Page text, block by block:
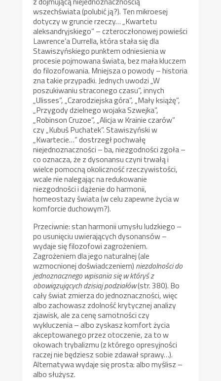
wszechświata (polubić ją?). Ten mikroesej
dotyczy w gruncie rzeczy… „Kwartetu
aleksandryjskiego” – czteroczłonowej powieści
Lawrence’a Durrella, która stała się dla
Stawiszyńskiego punktem odniesienia w
procesie pojmowana świata, bez mała kluczem
do filozofowania. Mniejsza o powody – historia
zna takie przypadki. Jednych uwodzi „W
poszukiwaniu straconego czasu”, innych
„Ulisses”, „Czarodziejska góra”, „Mały książę”,
„Przygody dzielnego wojaka Szwejka”,
„Robinson Cruzoe”, „Alicja w Krainie czarów”
czy „Kubuś Puchatek”. Stawiszyński w
„Kwartecie…” dostrzegł pochwałę
niejednoznaczności – ba, niezgodności zgoła –
co oznacza, że z dysonansu czyni trwałą i
wielce pomocną okoliczność rzeczywistości,
wcale nie nalegając na redukowanie
niezgodności i dążenie do harmonii,
homeostazy świata (w celu zapewne życia w
komforcie duchowym?).
Przeciwnie: stan harmonii umysłu ludzkiego –
po usunięciu uwierających dysonansów –
wydaje się filozofowi zagrożeniem.
Zagrożeniem dla jego naturalnej (ale
wzmocnionej doświadczeniem) niezdolności do
jednoznacznego wpisania się w któryś z
obowiązujących dzisiaj podziałów(str. 380). Bo
cały świat zmierza do jednoznaczności, więc
albo zachowasz zdolność krytycznej analizy
zjawisk, ale za cenę samotności czy
wykluczenia – albo zyskasz komfort życia
akceptowanego przez otoczenie, za to w
okowach trybalizmu (z którego opresyjności
raczej nie będziesz sobie zdawał sprawy…).
Alternatywa wydaje się prosta: albo myślisz –
albo służysz.